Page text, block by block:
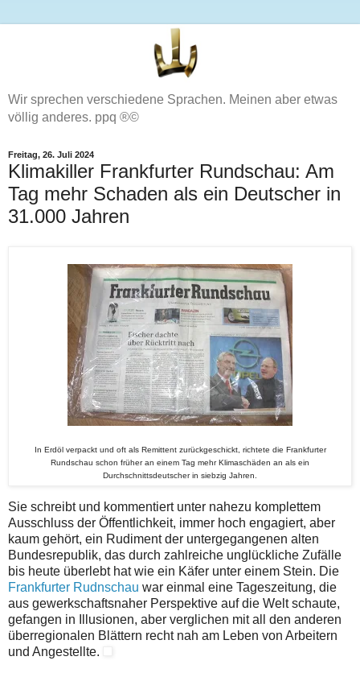
Wir sprechen verschiedene Sprachen. Meinen aber etwas
völlig anderes. ppq ®©
Freitag, 26. Juli 2024
Klimakiller Frankfurter Rundschau: Am
Tag mehr Schaden als ein Deutscher in
31.000 Jahren
In Erdöl verpackt und oft als Remittent zurückgeschickt, richtete die Frankfurter
Rundschau schon früher an einem Tag mehr Klimaschäden an als ein
Durchschnittsdeutscher in siebzig Jahren.
Sie schreibt und kommentiert unter nahezu komplettem
Ausschluss der Öffentlichkeit, immer hoch engagiert, aber
kaum gehört, ein Rudiment der untergegangenen alten
Bundesrepublik, das durch zahlreiche unglückliche Zufälle
bis heute überlebt hat wie ein Käfer unter einem Stein. Die
Frankfurter Rudnschau war einmal eine Tageszeitung, die
aus gewerkschaftsnaher Perspektive auf die Welt schaute,
gefangen in Illusionen, aber verglichen mit all den anderen
überregionalen Blättern recht nah am Leben von Arbeitern
und Angestellte.